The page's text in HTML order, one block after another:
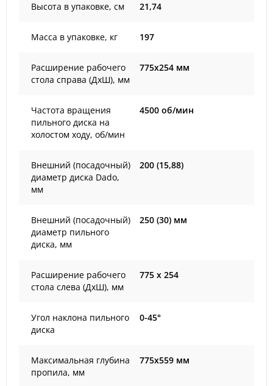
Высота в упаковке, см 21,74
Масса в упаковке, кг 197
Расширение рабочего
стола справа (ДхШ), мм
775х254 мм
Частота вращения
пильного диска на
холостом ходу, об/мин
4500 об/мин
Внешний (посадочный)
диаметр диска Dado,
мм
200 (15,88)
Внешний (посадочный)
диаметр пильного
диска, мм
250 (30) мм
Расширение рабочего
стола слева (ДхШ), мм
775 х 254
Угол наклона пильного
диска
0-45°
Максимальная глубина
пропила, мм
775х559 мм